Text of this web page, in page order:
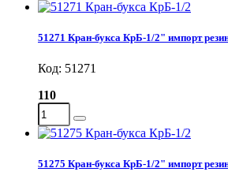
51271 Кран-букса КрБ-1/2" импорт
Код: 51271
110
51275 Кран-букса КрБ-1/2" импорт